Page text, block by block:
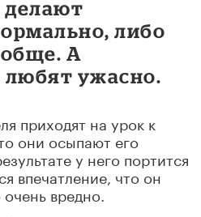
делают
либо
А
любят ужасно.
приходят на урок к
они осыпают его
у него портится
впечатление, что он
вредно.